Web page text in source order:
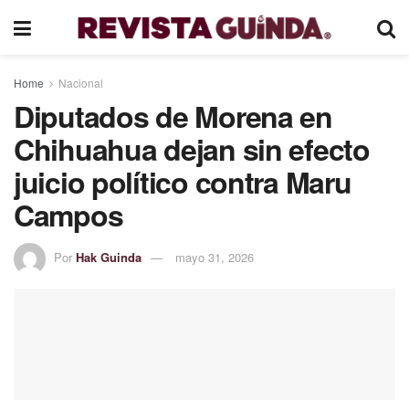
Home Nacional
Diputados de Morena en
Chihuahua dejan sin efecto
juicio político contra Maru
Campos
Por Hak Guinda mayo 31, 2026